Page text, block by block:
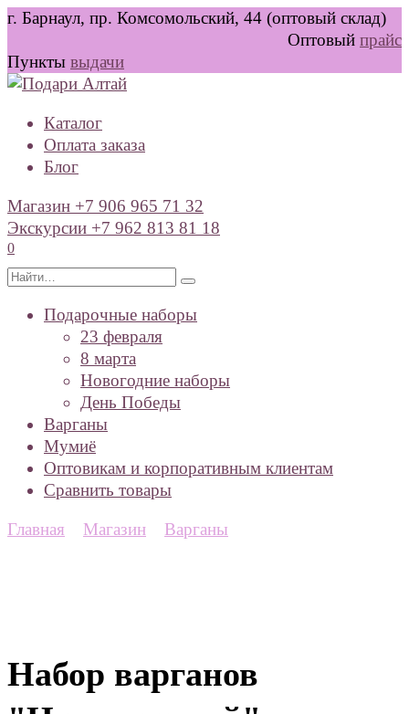
Перейти
содержанию
г. Барнаул, пр. Комсомольский, 44 (оптовый склад)
Оптовый прайс
Пункты выдачи
Каталог
Оплата заказа
Блог
Магазин +7 906 965 71 32
Экскурсии +7 962 813 81 18
0
Search
Подарочные наборы
23 февраля
8 марта
Новогодние наборы
День Победы
Варганы
Мумиё
Оптовикам и корпоративным клиентам
Сравнить товары
Главная Магазин Варганы
Набор варганов